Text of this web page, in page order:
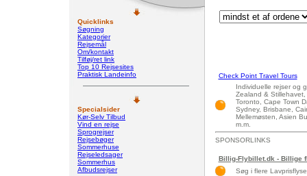
Quicklinks
Søgning
Kategorier
Rejsemål
Om/kontakt
Tilføj/ret link
Top 10 Rejsesites
Praktisk Landeinfo
Specialsider
Kør-Selv Tilbud
Vind en rejse
Sprogrejser
Rejsebøger
Sommerhuse
Rejseledsager
Sommerhus
Afbudsrejser
Check Point Travel Tours
Individuelle rejser og
Zealand & Stillehavet,
Toronto, Cape Town
Sydney, Brisbane,
Mellemøsten, Asien
m.m.
SPONSORLINKS
Billig-Flybillet.dk - Billige
Søg i flere